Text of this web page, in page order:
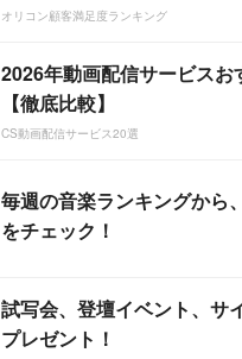
オリコン顧客満足度ランキング
2026年動画配信サービスお
【徹底比較】
CS動画配信サービス20選
毎週の音楽ランキングから
をチェック！
試写会、登壇イベント、サ
プレゼント！